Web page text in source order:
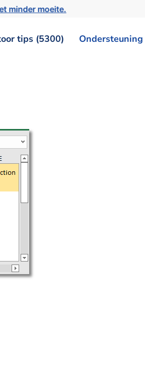
minder moeite.
tips (5300) Ondersteuning